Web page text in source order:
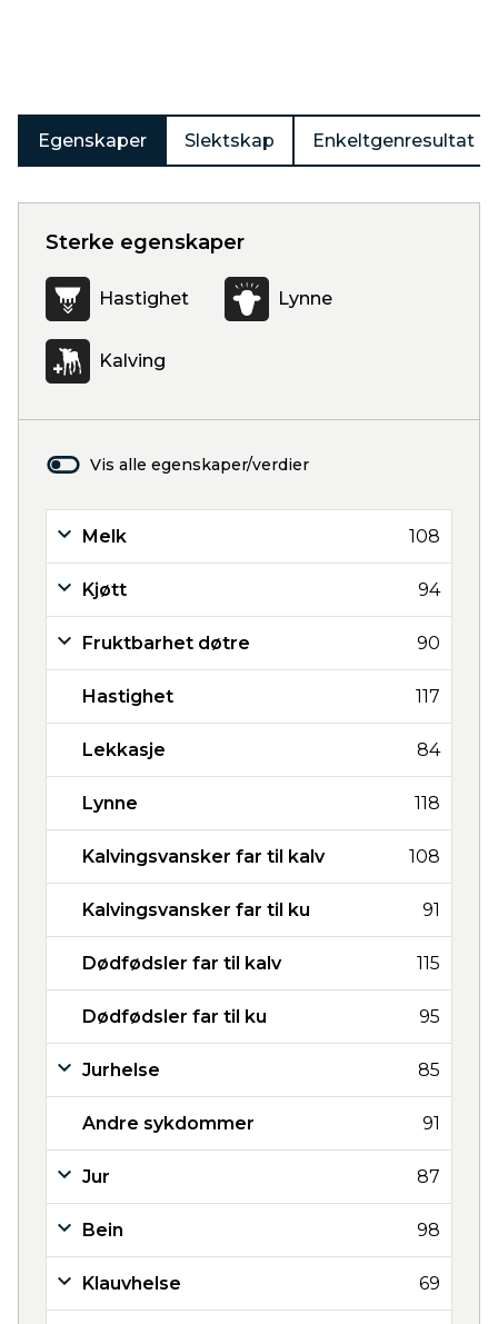
Egenskaper Slektskap Enkeltgenresultat
Sterke egenskaper
Hastighet Lynne
Kalving
Vis alle egenskaper/verdier
Melk 108
Kjøtt 94
Fruktbarhet døtre 90
Hastighet 117
Lekkasje 84
Lynne 118
Kalvingsvansker far til kalv 108
Kalvingsvansker far til ku 91
Dødfødsler far til kalv 115
Dødfødsler far til ku 95
Jurhelse 85
Andre sykdommer 91
Jur 87
Bein 98
Klauvhelse 69